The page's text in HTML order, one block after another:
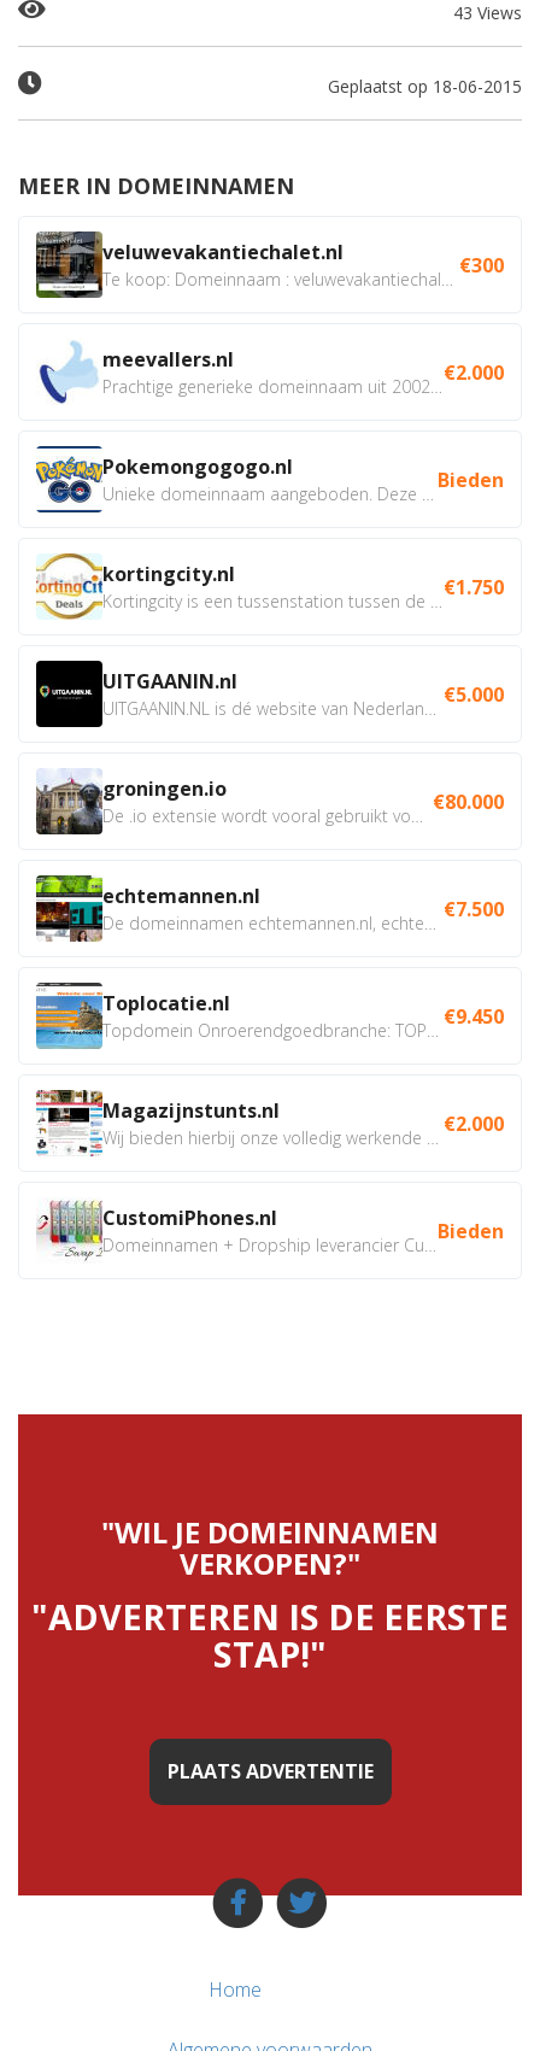
43 Views
Geplaatst op 18-06-2015
MEER IN DOMEINNAMEN
veluwevakantiechalet.nl €300
meevallers.nl €2.000
Pokemongogogo.nl Bieden
kortingcity.nl €1.750
UITGAANIN.nl €5.000
groningen.io €80.000
echtemannen.nl €7.500
Toplocatie.nl €9.450
Magazijnstunts.nl €2.000
CustomiPhones.nl Bieden
"WIL JE DOMEINNAMEN
VERKOPEN?"
"ADVERTEREN IS DE EERSTE
STAP!"
PLAATS ADVERTENTIE
Home